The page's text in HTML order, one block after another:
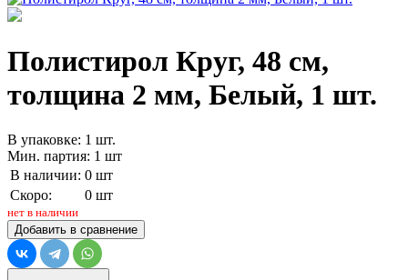
Полистирол Круг, 48 см,
толщина 2 мм, Белый, 1 шт.
В упаковке: 1 шт.
Мин. партия: 1 шт
В наличии: 0 шт
Скоро:
0 шт
нет в наличии
Добавить в сравнение